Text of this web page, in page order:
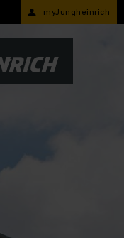
myJungheinrich